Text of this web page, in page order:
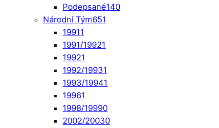
Podepsané140
Národní Tým651
19911
1991/19921
19921
1992/19931
1993/19941
19961
1998/19990
2002/20030